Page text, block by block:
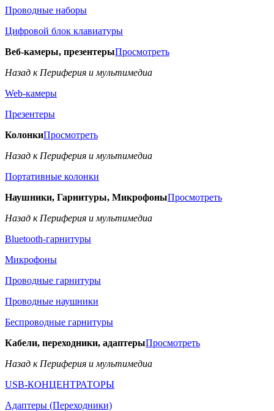
Проводные наборы
Цифровой блок клавиатуры
Веб-камеры, презентерыПросмотреть
Назад к Периферия и мультимедиа
Web-камеры
Презентеры
КолонкиПросмотреть
Назад к Периферия и мультимедиа
Портативные колонки
Наушники, Гарнитуры, МикрофоныПросмотреть
Назад к Периферия и мультимедиа
Bluetooth-гарнитуры
Микрофоны
Проводные гарнитуры
Проводные наушники
Беспроводные гарнитуры
Кабели, переходники, адаптерыПросмотреть
Назад к Периферия и мультимедиа
USB-КОНЦЕНТРАТОРЫ
Адаптеры (Переходники)